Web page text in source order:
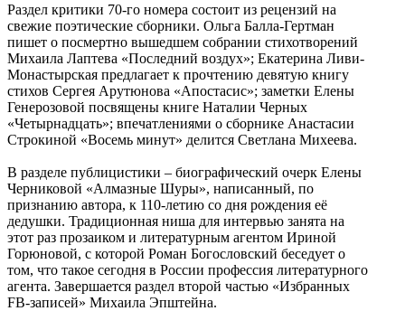
Раздел критики 70-го номера состоит из рецензий на
свежие поэтические сборники. Ольга Балла-Гертман
пишет о посмертно вышедшем собрании стихотворений
Михаила Лаптева «Последний воздух»; Екатерина Ливи-
Монастырская предлагает к прочтению девятую книгу
стихов Сергея Арутюнова «Апостасис»; заметки Елены
Генерозовой посвящены книге Наталии Черных
«Четырнадцать»; впечатлениями о сборнике Анастасии
Строкиной «Восемь минут» делится Светлана Михеева.
В разделе публицистики – биографический очерк Елены
Черниковой «Алмазные Шуры», написанный, по
признанию автора, к 110-летию со дня рождения её
дедушки. Традиционная ниша для интервью занята на
этот раз прозаиком и литературным агентом Ириной
Горюновой, с которой Роман Богословский беседует о
том, что такое сегодня в России профессия литературного
агента. Завершается раздел второй частью «Избранных
FB-записей» Михаила Эпштейна.